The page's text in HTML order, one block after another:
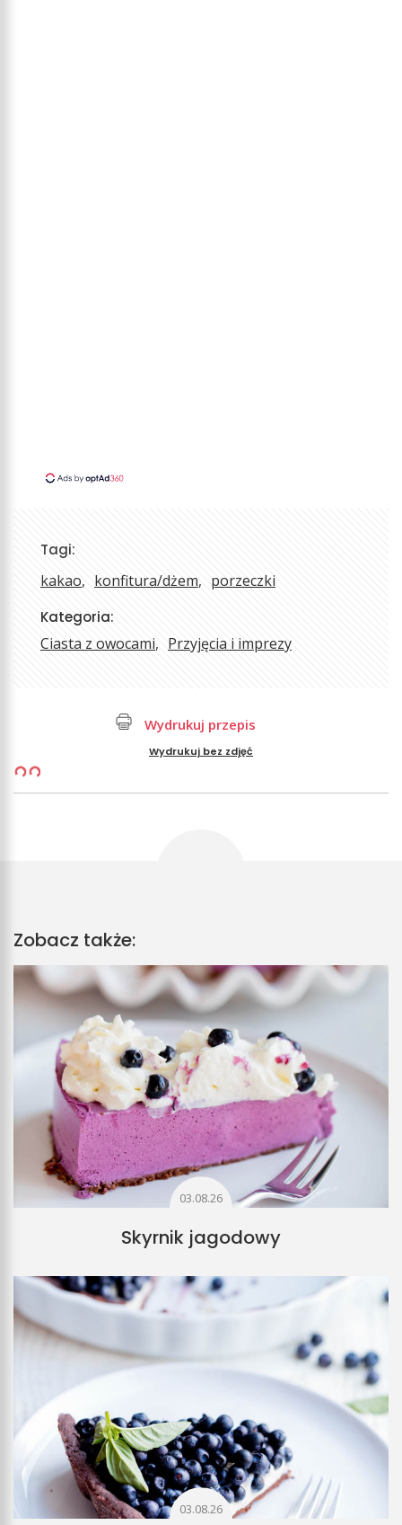
Tagi:
kakao konfitura/dżem porzeczki
Kategoria:
Ciasta z owocami Przyjęcia i imprezy
Wydrukuj przepis
Wydrukuj bez zdjęć
Zobacz także:
03.08.26
Skyrnik jagodowy
03.08.26